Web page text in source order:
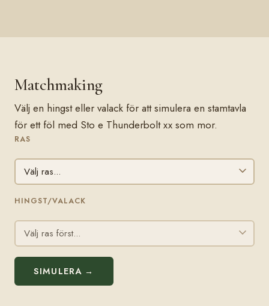
Matchmaking
Välj en hingst eller valack för att simulera en stamtavla
för ett föl med Sto e Thunderbolt xx som mor.
RAS
HINGST/VALACK
SIMULERA →